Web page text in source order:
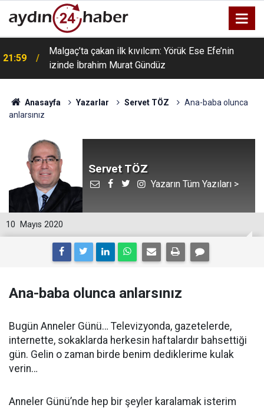
21:59
Malgaç’ta çakan ilk kıvılcım: Yörük Ese Efe’nin
izinde İbrahim Murat Gündüz
Anasayfa Yazarlar Servet TÖZ
Ana-baba olunca
anlarsınız
Servet TÖZ
Yazarın Tüm Yazıları >
10 Mayıs 2020
Ana-baba olunca anlarsınız
Bugün Anneler Günü… Televizyonda, gazetelerde,
internette, sokaklarda herkesin haftalardır bahsettiği
gün. Gelin o zaman birde benim dediklerime kulak
verin…
Anneler Günü’nde hep bir şeyler karalamak isterim